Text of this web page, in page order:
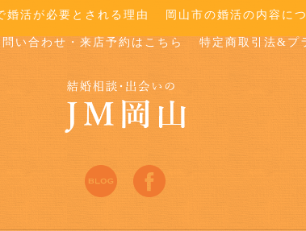
婚活が必要とされる理由 岡山市の婚活の内容に
問い合わせ・来店予約はこちら 特定商取引法&プ